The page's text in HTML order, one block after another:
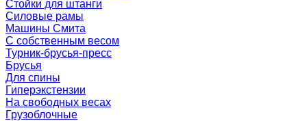
Стойки для штанги
Силовые рамы
Машины Смита
C собственным весом
Турник-брусья-пресс
Брусья
Для спины
Гиперэкстензии
На свободных весах
Грузоблочные